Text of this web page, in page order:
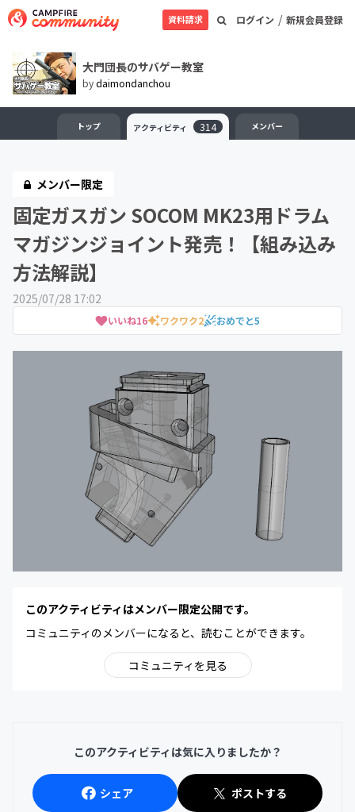
ログイン / 新規会員登録
資料請求
大門団長のサバゲー教室
bydaimondanchou
トップ アクティビティ 314 メンバー
メンバー限定
固定ガスガン SOCOM MK23用ドラム
マガジンジョイント発売！【組み込み
方法解説】
2025/07/28 17:02
いいね16 ワクワク2 おめでと5
このアクティビティはメンバー限定公開です。
コミュニティのメンバーになると、読むことができます。
コミュニティを見る
このアクティビティは気に入りましたか？
シェア ポストする